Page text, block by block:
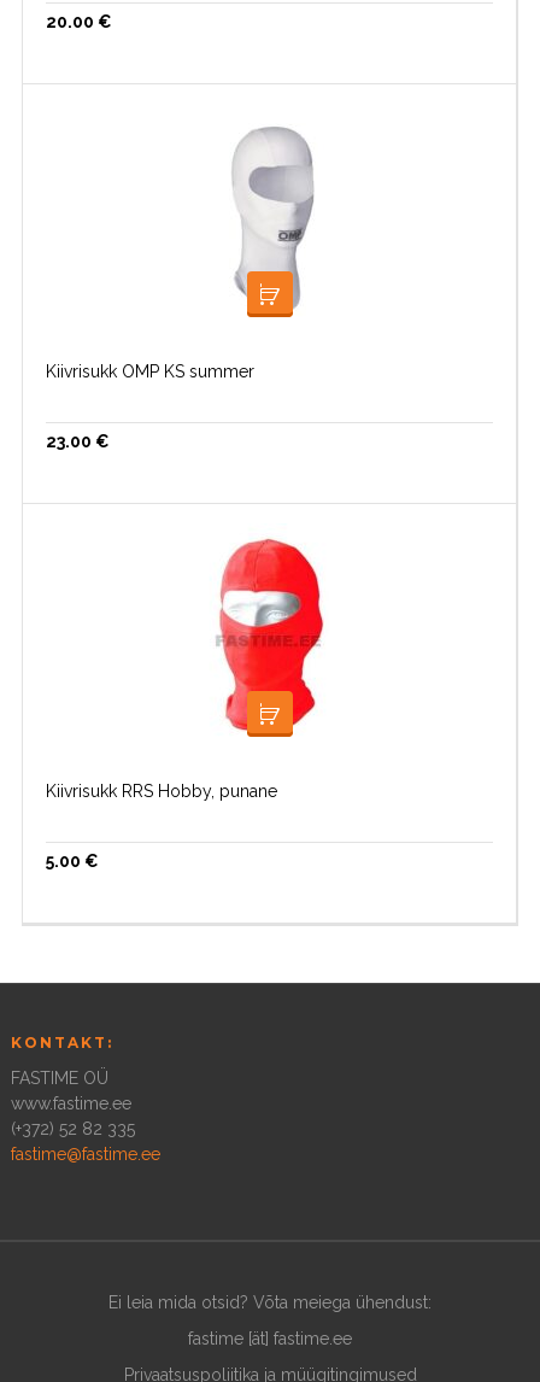
20.00 €
LOE EDASI
Kiivrisukk OMP KS summer
23.00 €
LISA KORVI
Kiivrisukk RRS Hobby, punane
5.00 €
KONTAKT:
FASTIME OÜ
www.fastime.ee
(+372) 52 82 335
fastime@fastime.ee
Ei leia mida otsid? Võta meiega ühendust:
fastime [ät] fastime.ee
Privaatsuspoliitika ja müügitingimused